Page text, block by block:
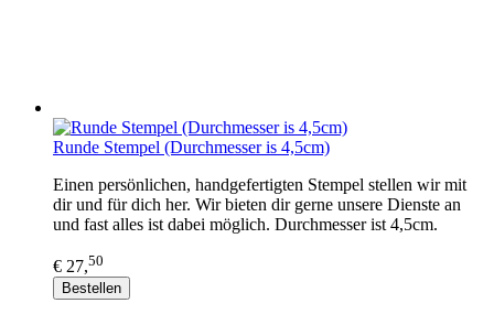
Runde Stempel (Durchmesser is 4,5cm)
Einen persönlichen, handgefertigten Stempel stellen wir mit
dir und für dich her. Wir bieten dir gerne unsere Dienste an
und fast alles ist dabei möglich. Durchmesser ist 4,5cm.
€ 27,50
Bestellen